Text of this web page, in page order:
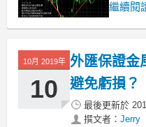
則炒外
風險降
推薦閱
三分鐘
繼續閱
10月 2019年
10
外匯保證金
避免虧損？
最後更新於
撰文者： Jerry